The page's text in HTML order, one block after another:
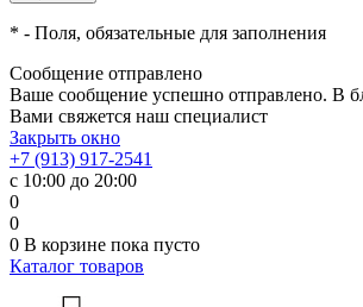
* - Поля, обязательные для заполнения
Сообщение отправлено
Ваше сообщение успешно отправлено. В
Вами свяжется наш специалист
Закрыть окно
+7 (913) 917-2541
с 10:00 до 20:00
0
0
0 В корзине пока пусто
Каталог товаров